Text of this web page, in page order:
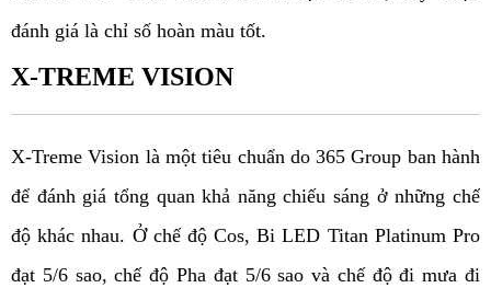
đánh giá là chỉ số hoàn màu tốt.
X-TREME VISION
X-Treme Vision là một tiêu chuẩn do 365 Group ban hành
để đánh giá tổng quan khả năng chiếu sáng ở những chế
độ khác nhau. Ở chế độ Cos, Bi LED Titan Platinum Pro
đạt 5/6 sao, chế độ Pha đạt 5/6 sao và chế độ đi mưa đi